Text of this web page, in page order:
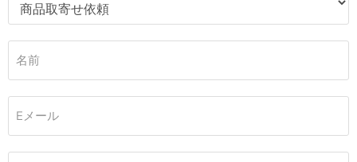
名前
Eメール